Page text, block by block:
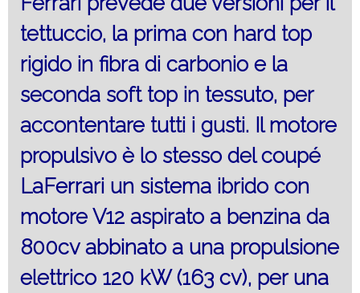
tettuccio, la prima con hard top
rigido in fibra di carbonio e la
seconda soft top in tessuto, per
accontentare tutti i gusti. Il motore
propulsivo è lo stesso del coupé
LaFerrari un sistema ibrido con
motore V12 aspirato a benzina da
800cv abbinato a una propulsione
elettrico 120 kW (163 cv), per una